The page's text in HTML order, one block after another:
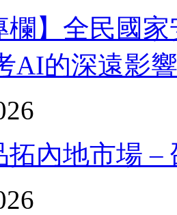
欄】全民國
AI的深遠影
內地市場 –